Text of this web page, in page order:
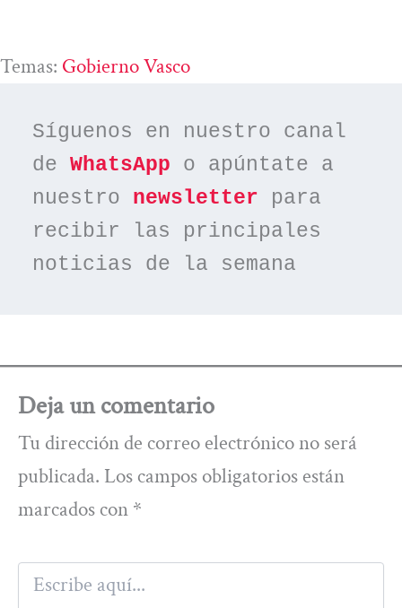
Temas: Gobierno Vasco
Síguenos en nuestro canal
de WhatsApp o apúntate a
nuestro newsletter para
recibir las principales
noticias de la semana
Deja un comentario
Tu dirección de correo electrónico no será
publicada. Los campos obligatorios están
marcados con *
Escribe
aquí...